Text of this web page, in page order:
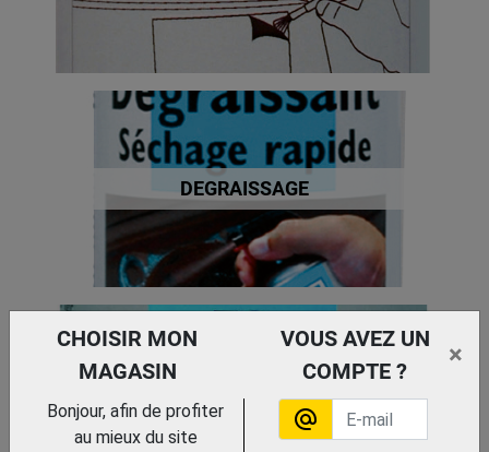
DEGRAISSAGE
ENTRETIEN ELECTRIQUE ET ELECTRONIQUE
CHOISIR MON
MAGASIN
VOUS AVEZ UN
COMPTE ?
×
Bonjour, afin de profiter
au mieux du site
alternate_email